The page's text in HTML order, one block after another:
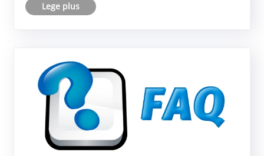
Lege plus